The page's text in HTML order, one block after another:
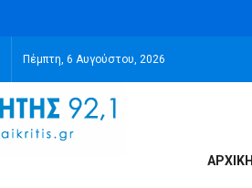
Πέμπτη, 6 Αυγούστου, 2026
ΑΡΧΙΚΉ